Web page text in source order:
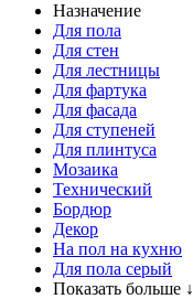
Назначение
Для пола
Для стен
Для лестницы
Для фартука
Для фасада
Для ступеней
Для плинтуса
Мозаика
Технический
Бордюр
Декор
На пол на кухню
Для пола серый
Показать больше ↓